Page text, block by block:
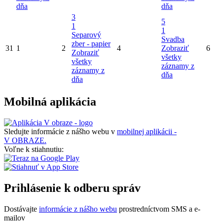
dňa
dňa
31 1 2
3
1
Separový
zber - papier
Zobraziť
všetky
záznamy z
dňa
4
5
1
Svadba
Zobraziť
všetky
záznamy z
dňa
6
Mobilná aplikácia
Sledujte informácie z nášho webu v mobilnej aplikácii -
V OBRAZE.
Voľne k stiahnutiu:
Prihlásenie k odberu správ
Dostávajte informácie z nášho webu prostredníctvom SMS a e-
mailov